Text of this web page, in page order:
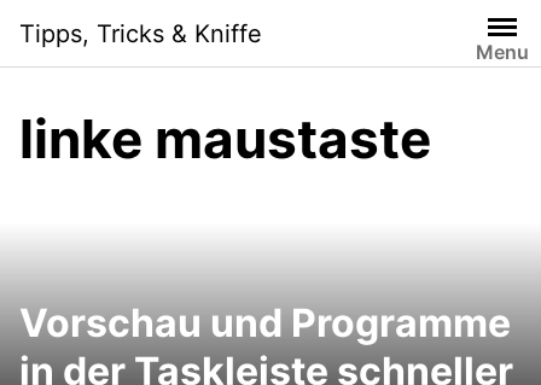
content
Tipps, Tricks & Kniffe
Menu
linke maustaste
Vorschau und Programme
in der Taskleiste schneller